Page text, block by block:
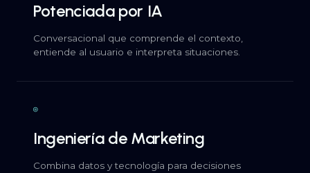
Potenciada por IA
Conversacional que comprende el contexto,
entiende al usuario e interpreta situaciones.
◎
Ingeniería de Marketing
Combina datos y tecnología para decisiones